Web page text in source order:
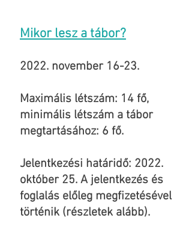
Mikor lesz a tábor?
2022. november 16-23.
Maximális létszám: 14 fő,
minimális létszám a tábor
megtartásához: 6 fő.
Jelentkezési határidő: 2022.
október 25. A jelentkezés és
foglalás előleg megfizetésével
történik (részletek alább).